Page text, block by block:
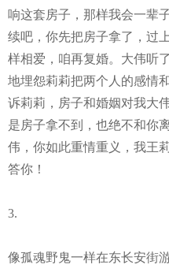
响这套房子，那样我会一辈
续吧，你先把房子拿了，过
样相爱，咱再复婚。大伟听
地埋怨莉莉把两个人的感情
诉莉莉，房子和婚姻对我大
是房子拿不到，也绝不和你
伟，你如此重情重义，我王
答你！
3.
像孤魂野鬼一样在东长安街